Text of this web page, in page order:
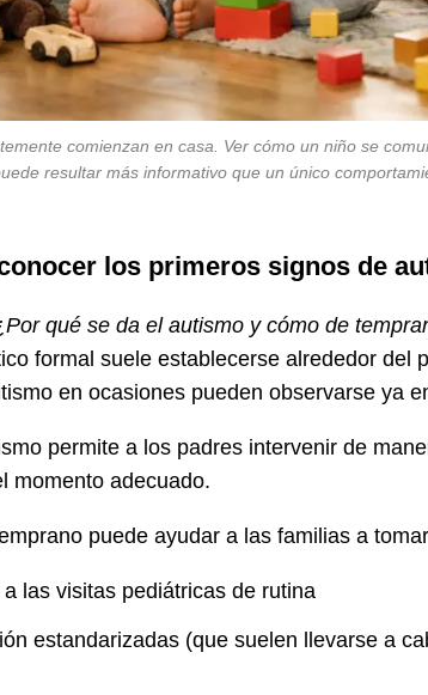
comienzan en casa. Ver cómo un niño se
resultar más informativo que un único
los primeros signos de
Por qué se da el autismo y cómo de
formal suele establecerse alrededor del
en ocasiones pueden observarse ya
permite a los padres intervenir de
momento adecuado.
puede ayudar a las familias a
las visitas pediátricas de rutina
estandarizadas (que suelen llevarse a